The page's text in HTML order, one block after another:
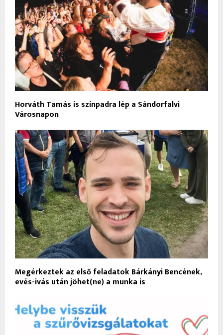
Horváth Tamás is színpadra lép a Sándorfalvi
Városnapon
Megérkeztek az első feladatok Bárkányi Bencének,
evés-ivás után jöhet(ne) a munka is